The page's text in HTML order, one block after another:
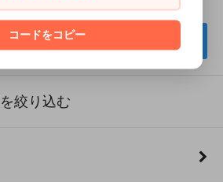
絞り込む
コードをコピー